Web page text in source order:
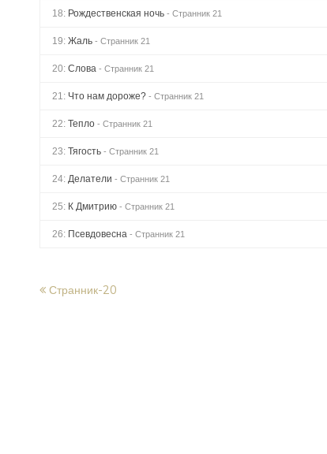
18: Рождественская ночь - Странник 21
19: Жаль - Странник 21
20: Слова - Странник 21
21: Что нам дороже? - Странник 21
22: Тепло - Странник 21
23: Тягость - Странник 21
24: Делатели - Странник 21
25: К Дмитрию - Странник 21
26: Псевдовесна - Странник 21
Странник-20